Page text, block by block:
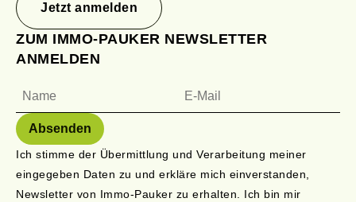
Jetzt anmelden
ZUM IMMO-PAUKER NEWSLETTER
ANMELDEN
Ich stimme der Übermittlung und Verarbeitung meiner
eingegeben Daten zu und erkläre mich einverstanden,
Newsletter von Immo-Pauker zu erhalten. Ich bin mir